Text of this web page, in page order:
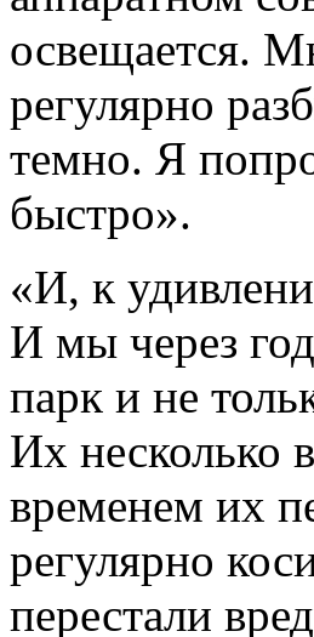
освещается.
регулярно
темно. Я
быстро».
«И, к
И мы через
парк и не
Их несколько
временем их
регулярно
перестали